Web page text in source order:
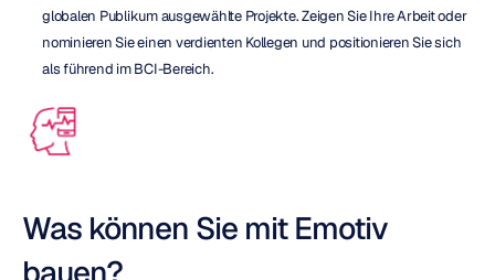
globalen Publikum ausgewählte Projekte. Zeigen Sie Ihre Arbeit oder
nominieren Sie einen verdienten Kollegen und positionieren Sie sich
als führend im BCI-Bereich.
Was können Sie mit Emotiv